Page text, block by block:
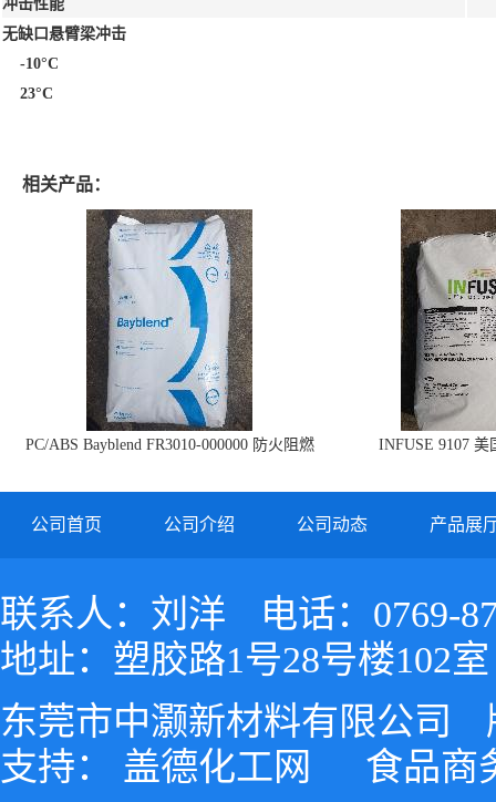
冲击性能
无缺口悬臂梁冲击
-10°C
23°C
相关产品：
PC/ABS Bayblend FR3010-000000 防火阻燃
INFUSE 9107 美
公司首页 公司介绍 公司动态 产品展
联系人：刘洋
电话：0769-
地址：塑胶路1号28号楼102室
东莞市中灏新材料有限公司
支持： 盖德化工网 食品商